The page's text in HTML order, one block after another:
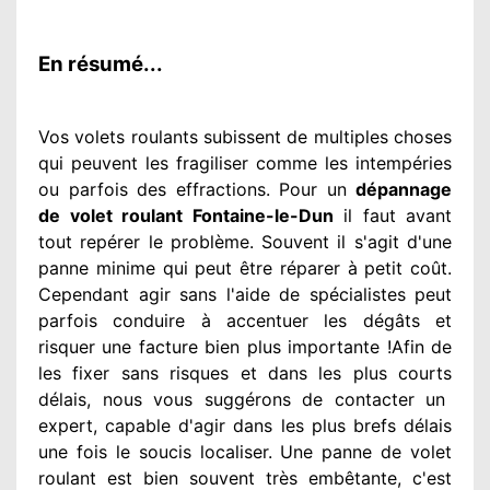
En résumé...
Vos volets roulants subissent de multipleschoses
qui peuvent les fragiliser comme les intempéries
ou parfois des effractions. Pour un dépannage
de volet roulant Fontaine-le-Dun il faut avant
tout repérer le problème. Souvent il s'agit d'une
panne minime qui peut être réparerà petit coût.
Cependant agirsans l'aide de spécialistespeut
parfois conduire à accentuer les dégâtset
risquer une facture bien plus importante !Afin de
les fixer sans risques et dans les plus courts
délais, nous vous suggéronsde contacterun
expert, capable d'agir dans les plus brefs délais
une fois le soucislocaliser. Une panne de volet
roulant est bien souvent très embêtante, c'est